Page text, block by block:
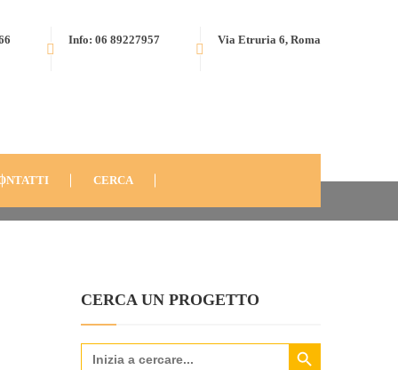
Via Etruria 6, Roma
Info: 06 89227957
CERCA
CERCA UN PROGETTO
Search
for:
Search Button